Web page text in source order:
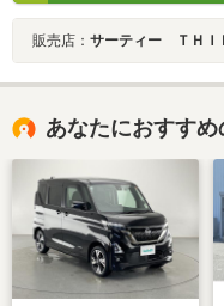
販売店： サーティー ＴＨＩ
あなたにおすす